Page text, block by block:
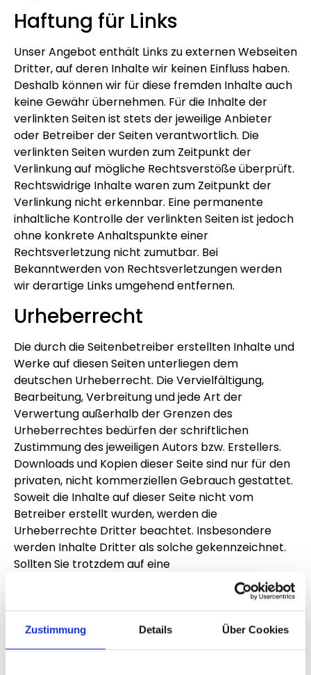
Zustimmung Details Über Cookies
Haftung für Links
Unser Angebot enthält Links zu externen Webseiten
Dritter, auf deren Inhalte wir keinen Einfluss haben.
Deshalb können wir für diese fremden Inhalte auch
keine Gewähr übernehmen. Für die Inhalte der
verlinkten Seiten ist stets der jeweilige Anbieter
oder Betreiber der Seiten verantwortlich. Die
verlinkten Seiten wurden zum Zeitpunkt der
Verlinkung auf mögliche Rechtsverstöße überprüft.
Rechtswidrige Inhalte waren zum Zeitpunkt der
Verlinkung nicht erkennbar. Eine permanente
inhaltliche Kontrolle der verlinkten Seiten ist jedoch
ohne konkrete Anhaltspunkte einer
Rechtsverletzung nicht zumutbar. Bei
Bekanntwerden von Rechtsverletzungen werden
wir derartige Links umgehend entfernen.
Urheberrecht
Die durch die Seitenbetreiber erstellten Inhalte und
Werke auf diesen Seiten unterliegen dem
deutschen Urheberrecht. Die Vervielfältigung,
Bearbeitung, Verbreitung und jede Art der
Verwertung außerhalb der Grenzen des
Urheberrechtes bedürfen der schriftlichen
Zustimmung des jeweiligen Autors bzw. Erstellers.
Downloads und Kopien dieser Seite sind nur für den
privaten, nicht kommerziellen Gebrauch gestattet.
Soweit die Inhalte auf dieser Seite nicht vom
Betreiber erstellt wurden, werden die
Urheberrechte Dritter beachtet. Insbesondere
werden Inhalte Dritter als solche gekennzeichnet.
Sollten Sie trotzdem auf eine
Urheberrechtsverletzung aufmerksam werden,
bitten wir um einen entsprechenden Hinweis. Bei
Bekanntwerden von Rechtsverletzungen werden
wir derartige Inhalte umgehend entfernen.